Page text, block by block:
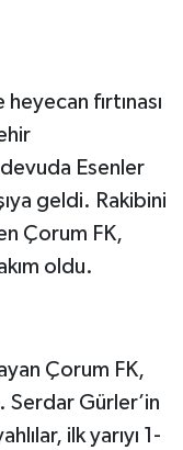
fırtınası
Esenler
geldi. Rakibini
Çorum FK,
oldu.
Çorum FK,
Serdar Gürler’in
ilk yarıyı 1-